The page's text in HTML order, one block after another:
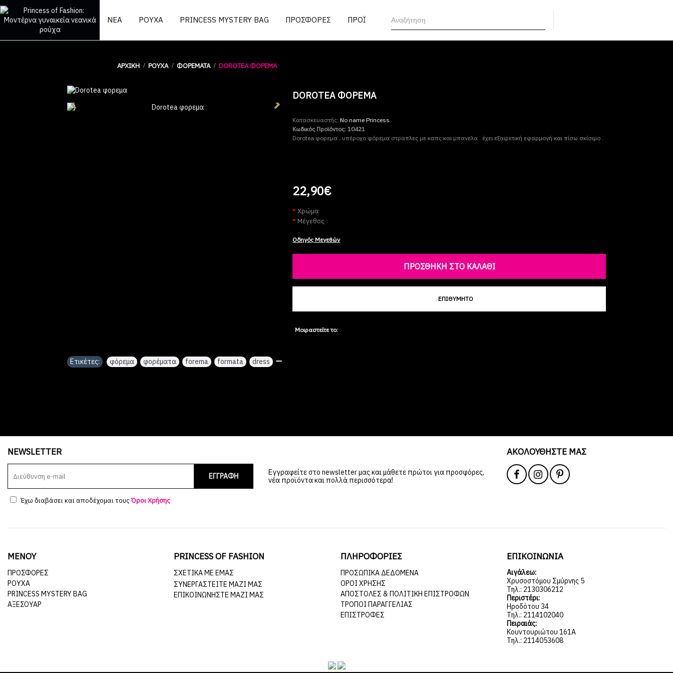
ΝΕΑ ΡΟΥΧΑ PRINCESS MYSTERY BAG ΠΡΟΣΦΟΡΕΣ ΠΡΟΪΟΝΤΑ
ΑΡΧΙΚΉ ΡΟΥΧΑ ΦΟΡΈΜΑΤΑ DOROTEA ΦΟΡΕΜΑ
DOROTEA ΦΟΡΕΜΑ
Κατασκευαστής:No name Princess
Κωδικός Προϊόντος:10421
Dorotea φορεμα . υπέροχο φόρεμα στραπλες με καπς και μπανελα . έχει εξαιρετική εφαρμογή και πίσω σκίσιμο .
22,90€
Χρώμα
Μέγεθος
Οδηγός Μεγεθών
ΠΡΟΣΘΉΚΗ ΣΤΟ ΚΑΛΆΘΙ
ΕΠΙΘΥΜΗΤΌ
Μοιραστείτε το:
Ετικέτες: φόρεμα , φορέματα , forema , formata , dress ,
NEWSLETTER
ΕΓΓΡΑΦΗ
Εγγραφείτε στο newsletter μας και μάθετε πρώτοι για προσφόρες,
νέα προϊόντα και πολλά περισσότερα!
Έχω διαβάσει και αποδέχομαι τουςΌροι Χρήσης
ΑΚΟΛΟΥΘΉΣΤΕ ΜΑΣ
ΜΕΝΟΥ
ΠΡΟΣΦΟΡΕΣ
ΡΟΥΧΑ
PRINCESS MYSTERY BAG
ΑΞΕΣΟΥΑΡ
PRINCESS OF FASHION
ΣΧΕΤΙΚΆ ΜΕ ΕΜΆΣ
ΣΥΝΕΡΓΑΣΤΕΊΤΕ ΜΑΖΊ ΜΑΣ
ΕΠΙΚΟΙΝΩΝΉΣΤΕ ΜΑΖΊ ΜΑΣ
ΠΛΗΡΟΦΟΡΙΕΣ
ΠΡΟΣΩΠΙΚΆ ΔΕΔΟΜΈΝΑ
ΌΡΟΙ ΧΡΉΣΗΣ
ΑΠΟΣΤΟΛΈΣ & ΠΟΛΙΤΙΚΉ ΕΠΙΣΤΡΟΦΏΝ
ΤΡΌΠΟΙ ΠΑΡΑΓΓΕΛΊΑΣ
ΕΠΙΣΤΡΟΦΈΣ
ΕΠΙΚΟΙΝΩΝΙΑ
Αιγάλεω:
Χρυσοστόμου Σμύρνης 5
Τηλ.: 2130306212
Περιστέρι:
Ηροδότου 34
Τηλ.: 2114102040
Πειραιάς:
Κουντουριώτου 161Α
Τηλ.: 2114053608